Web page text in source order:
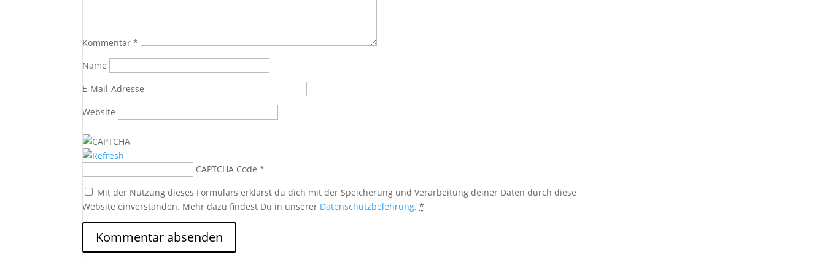
Kommentar*
Name
E-Mail-Adresse
Website
CAPTCHA Code *
Mit der Nutzung dieses Formulars erklärst du dich mit der Speicherung und Verarbeitung deiner Daten durch diese
Website einverstanden. Mehr dazu findest Du in unserer Datenschutzbelehrung.*